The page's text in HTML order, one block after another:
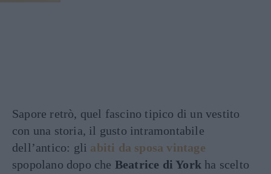
Sapore retrò, quel fascino tipico di un vestito
con una storia, il gusto intramontabile
dell’antico: gli abiti da sposa vintage
spopolano dopo che Beatrice di York ha scelto